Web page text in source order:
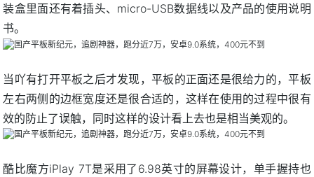
装盒里面还有着插头、micro-USB数据线以及产品的使用说明
书。
当吖有打开平板之后才发现，平板的正面还是很给力的，平板
左右两侧的边框宽度还是很合适的，这样在使用的过程中很有
效的防止了误触，同时这样的设计看上去也是相当美观的。
酷比魔方iPlay 7T是采用了6.98英寸的屏幕设计，单手握持也